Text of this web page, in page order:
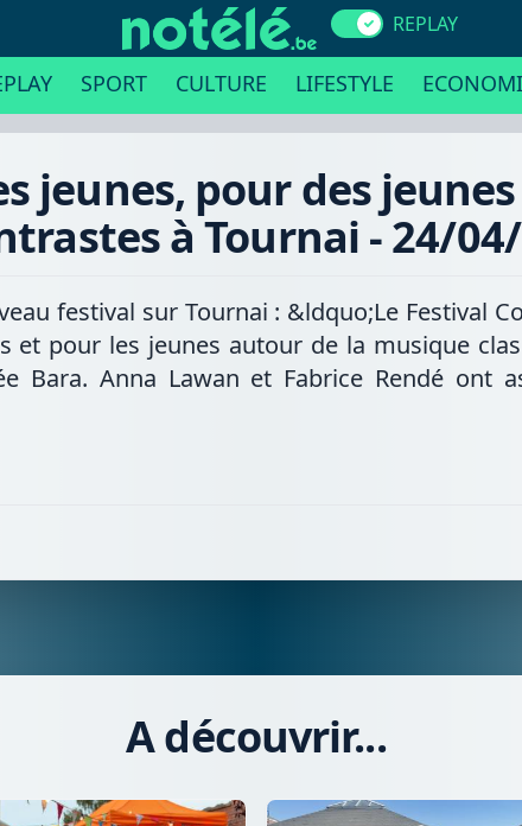
REPLAY
SPORT CULTURE LIFESTYLE
jeunes, pour des
à Tournai - 24/
festival sur Tournai : &ldquo;Le Festival
et pour les jeunes autour de la musique
Bara. Anna Lawan et Fabrice Rendé ont
A découvrir...